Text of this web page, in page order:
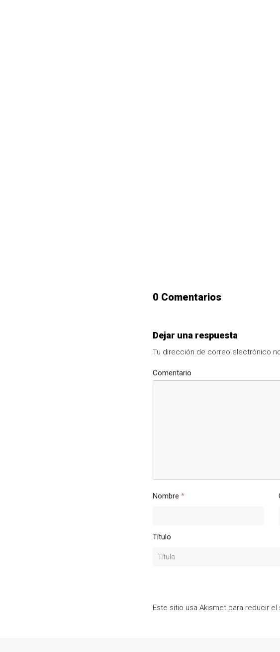
0 Comentarios
Dejar una respuesta
Tu dirección de correo electrónico
Comentario
Nombre *
Título
Este sitio usa Akismet para reducir el